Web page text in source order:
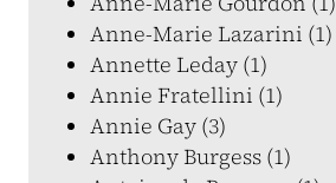
Anne-Marie Lazarini (1)
Annette Leday (1)
Annie Fratellini (1)
Annie Gay (3)
Anthony Burgess (1)